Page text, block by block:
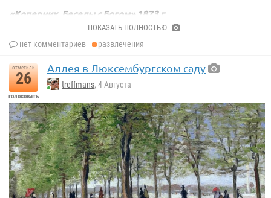
«Коперник. Беседы с Богом» 1873 г.
ПОКАЗАТЬ ПОЛНОСТЬЮ
нет комментариев развлечения
отметили
26
голосовать
Аллея в Люксембургском саду
treffmans, 4 Августа